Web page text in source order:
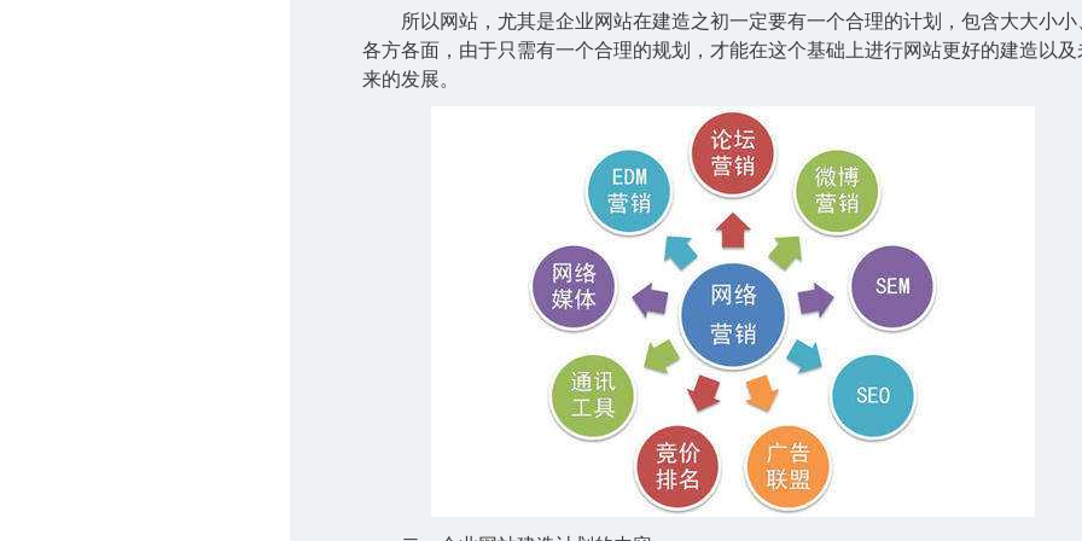
所以网站，尤其是企业网站在建造之初一定要有一个合理的计划，包含大大小小、
各方各面，由于只需有一个合理的规划，才能在这个基础上进行网站更好的建造以及
来的发展。